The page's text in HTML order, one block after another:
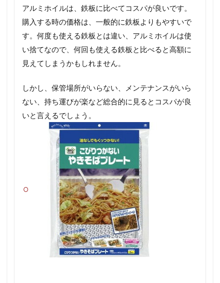
アルミホイルは、鉄板に比べてコスパが良いです。
購入する時の価格は、一般的に鉄板よりもやすいで
す。何度も使える鉄板とは違い、アルミホイルは使
い捨てなので、何回も使える鉄板と比べると高額に
見えてしまうかもしれません。
しかし、保管場所がいらない、メンテナンスがいら
ない、持ち運びが楽など総合的に見るとコスパが良
いと言えるでしょう。